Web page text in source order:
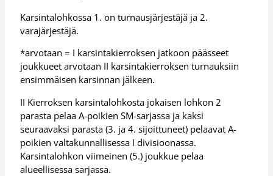
Karsintalohkossa 1. on turnausjärjestäjä ja 2.
varajärjestäjä.
*arvotaan = I karsintakierroksen jatkoon päässeet
joukkueet arvotaan II karsintakierroksen turnauksiin
ensimmäisen karsinnan jälkeen.
II Kierroksen karsintalohkosta jokaisen lohkon 2
parasta pelaa A-poikien SM-sarjassa ja kaksi
seuraavaksi parasta (3. ja 4. sijoittuneet) pelaavat A-
poikien valtakunnallisessa I divisioonassa.
Karsintalohkon viimeinen (5.) joukkue pelaa
alueellisessa sarjassa.